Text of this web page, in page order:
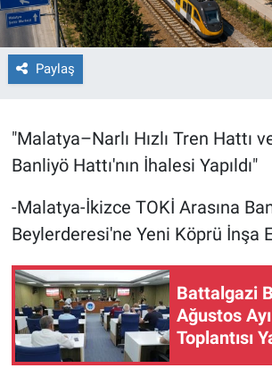
Paylaş
"Malatya–Narlı Hızlı Tren Hattı
Banliyö Hattı'nın İhalesi Yapıldı"
-Malatya-İkizce TOKİ Arasına
Beylerderesi'ne Yeni Köprü İnşa
Battalgazi
Ağustos
Toplantısı